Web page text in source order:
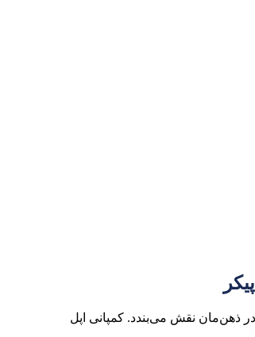
ذهن‌مان نقش می‌بندد. کمپانی اپل